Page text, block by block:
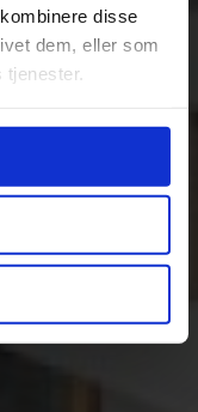
disse
dem, eller som
tjenester.